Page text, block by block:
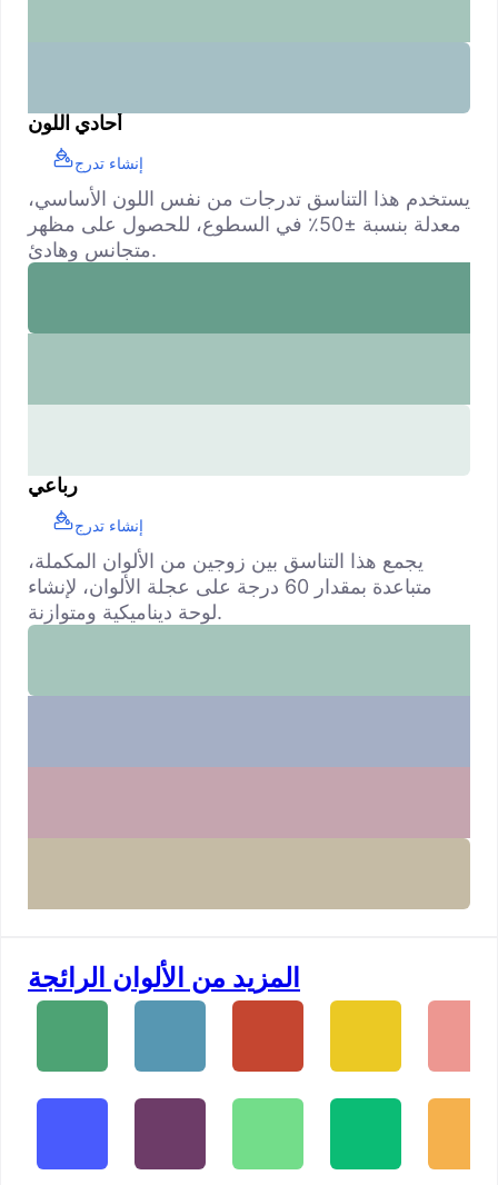
أحادي اللون
إنشاء تدرج
يستخدم هذا التناسق تدرجات من نفس اللون الأساسي،
معدلة بنسبة ±50٪ في السطوع، للحصول على مظهر
متجانس وهادئ.
رباعي
إنشاء تدرج
يجمع هذا التناسق بين زوجين من الألوان المكملة،
متباعدة بمقدار 60 درجة على عجلة الألوان، لإنشاء
لوحة ديناميكية ومتوازنة.
المزيد من الألوان الرائجة